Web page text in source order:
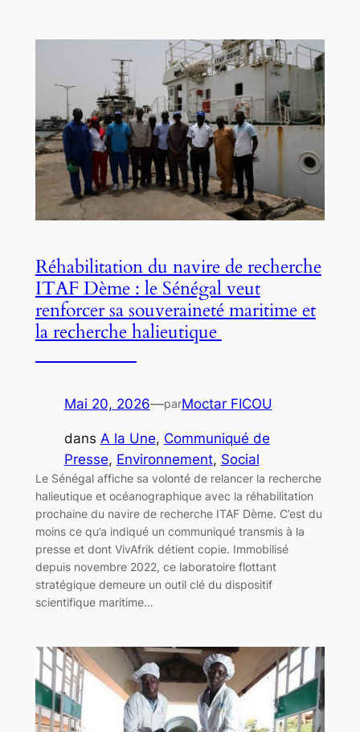
Réhabilitation du navire de recherche
ITAF Dème : le Sénégal veut
renforcer sa souveraineté maritime et
la recherche halieutique
Mai 20, 2026—parMoctar FICOU
dans A la Une, Communiqué de
Presse, Environnement, Social
Le Sénégal affiche sa volonté de relancer la recherche
halieutique et océanographique avec la réhabilitation
prochaine du navire de recherche ITAF Dème. C’est du
moins ce qu’a indiqué un communiqué transmis à la
presse et dont VivAfrik détient copie. Immobilisé
depuis novembre 2022, ce laboratoire flottant
stratégique demeure un outil clé du dispositif
scientifique maritime…